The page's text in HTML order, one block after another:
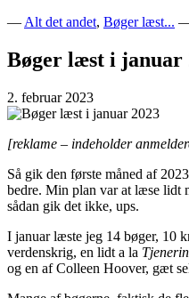
Bech's Books
— Alt det andet, Bøger læst...
Bøger læst i januar
2. februar 2023
[reklame – indeholder
Så gik den første måned af
bedre. Min plan var at læse lidt
sådan gik det ikke, ups.
I januar læste jeg 14 bøger, 10
verdenskrig, en lidt a la
og en af Colleen Hoover, gæt